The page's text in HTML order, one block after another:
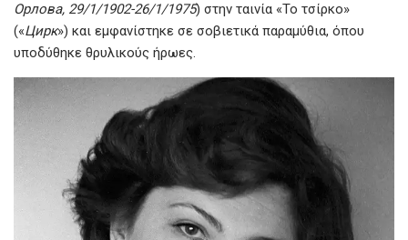
Орлова, 29/1/1902-26/1/1975) στην ταινία «Το τσίρκο»
(«Цирк») και εμφανίστηκε σε σοβιετικά παραμύθια, όπου
υποδύθηκε θρυλικούς ήρωες.